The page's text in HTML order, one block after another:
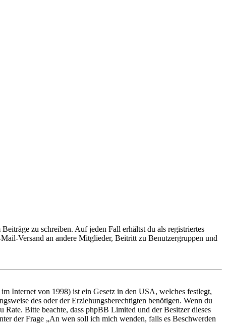
zu schreiben. Auf jeden Fall erhältst du als registriertes
Versand an andere Mitglieder, Beitritt zu Benutzergruppen und
Internet von 1998) ist ein Gesetz in den USA, welches festlegt,
des oder der Erziehungsberechtigten benötigen. Wenn du
Bitte beachte, dass phpBB Limited und der Besitzer dieses
der Frage „An wen soll ich mich wenden, falls es Beschwerden